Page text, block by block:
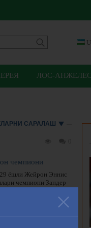
ЛОС-
САРАЛАШ
чемпиони
ёшли Жейрон Эннис
чемпиони Зандер